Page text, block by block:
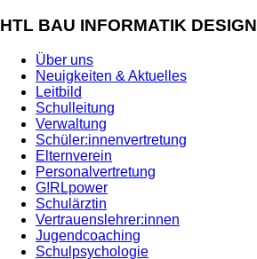
HTL BAU INFORMATIK DESIGN
Über uns
Neuigkeiten & Aktuelles
Leitbild
Schulleitung
Verwaltung
Schüler:innenvertretung
Elternverein
Personalvertretung
G!RLpower
Schulärztin
Vertrauenslehrer:innen
Jugendcoaching
Schulpsychologie